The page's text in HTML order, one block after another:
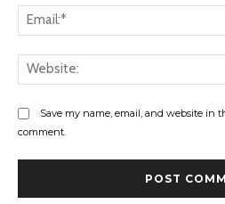
Save my name, email, and website in
comment.